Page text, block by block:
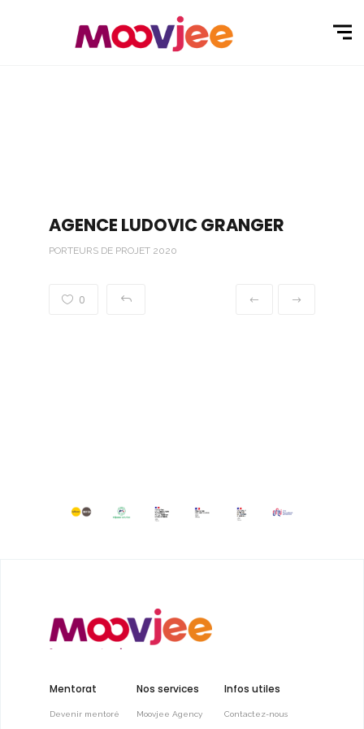
AGENCE LUDOVIC GRANGER
PORTEURS DE PROJET 2020
0
Mentorat
Devenir mentoré
Nos services
Moovjee Agency
Infos utiles
Contactez-nous